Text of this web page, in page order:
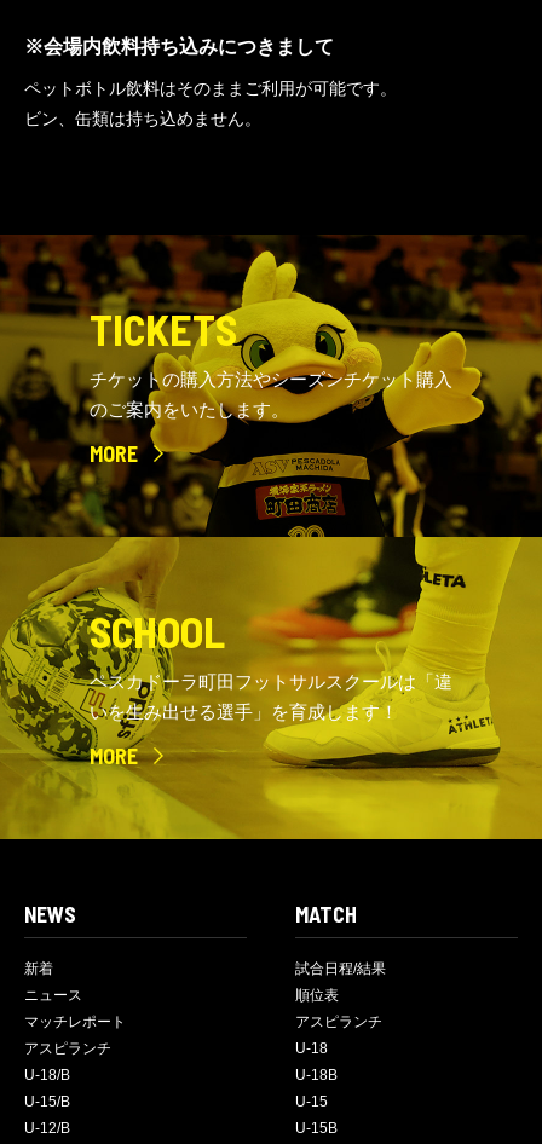
※会場内飲料持ち込みにつきまして
ペットボトル飲料はそのままご利用が可能です。
ビン、缶類は持ち込めません。
TICKETS
チケットの購入方法やシーズンチケット購入
のご案内をいたします。
MORE
SCHOOL
ペスカドーラ町田フットサルスクールは「違
いを生み出せる選手」を育成します！
MORE
NEWS
新着
ニュース
マッチレポート
アスピランチ
U-18/B
U-15/B
U-12/B
MATCH
試合日程/結果
順位表
アスピランチ
U-18
U-18B
U-15
U-15B